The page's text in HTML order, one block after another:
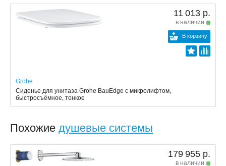
11 013 р.
в наличии
В корзину
Grohe
Сиденье для унитаза Grohe BauEdge с микролифтом,
быстросъёмное, тонкое
Похожие душевые системы
179 955 р.
в наличии